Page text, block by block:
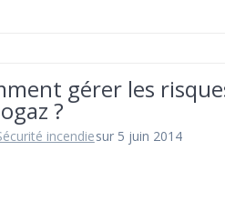
gérer les
?
incendiesur 5 juin 2014